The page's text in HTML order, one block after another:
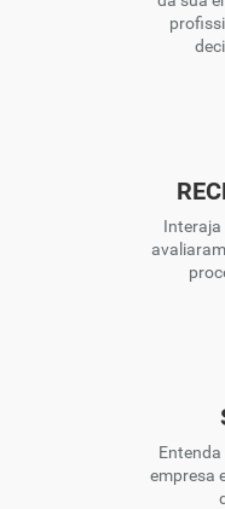
Interaja
empresa